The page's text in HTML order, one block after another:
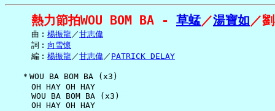
熱力節拍WOU BOM BA - 草蜢／湯寶如／
     曲︰
楊振龍／甘志偉
     詞︰
向雪懷
     編︰
楊振龍／甘志偉／ PATRICK DELAY
   ＊WOU BA BOM BA (x3)
     OH HAY OH HAY
     WOU BA BOM BA (x3)
     OH HAY OH HAY